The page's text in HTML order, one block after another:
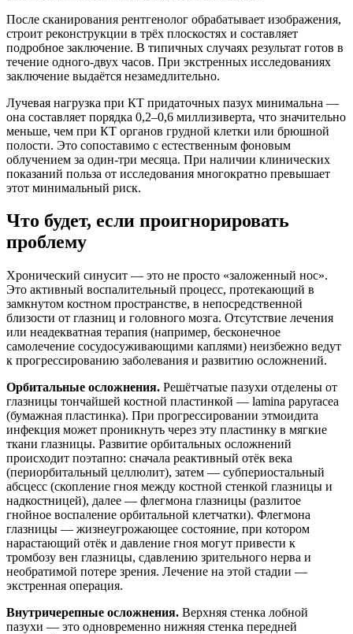
После сканирования рентгенолог обрабатывает изображения,
строит реконструкции в трёх плоскостях и составляет
подробное заключение. В типичных случаях результат готов в
течение одного-двух часов. При экстренных исследованиях
заключение выдаётся незамедлительно.
Лучевая нагрузка при КТ придаточных пазух минимальна —
она составляет порядка 0,2–0,6 миллизиверта, что значительно
меньше, чем при КТ органов грудной клетки или брюшной
полости. Это сопоставимо с естественным фоновым
облучением за один-три месяца. При наличии клинических
показаний польза от исследования многократно превышает
этот минимальный риск.
Что будет, если проигнорировать
проблему
Хронический синусит — это не просто «заложенный нос».
Это активный воспалительный процесс, протекающий в
замкнутом костном пространстве, в непосредственной
близости от глазниц и головного мозга. Отсутствие лечения
или неадекватная терапия (например, бесконечное
самолечение сосудосуживающими каплями) неизбежно ведут
к прогрессированию заболевания и развитию осложнений.
Орбитальные осложнения. Решётчатые пазухи отделены от
глазницы тончайшей костной пластинкой — lamina papyracea
(бумажная пластинка). При прогрессировании этмоидита
инфекция может проникнуть через эту пластинку в мягкие
ткани глазницы. Развитие орбитальных осложнений
происходит поэтапно: сначала реактивный отёк века
(периорбитальный целлюлит), затем — субпериостальный
абсцесс (скопление гноя между костной стенкой глазницы и
надкостницей), далее — флегмона глазницы (разлитое
гнойное воспаление орбитальной клетчатки). Флегмона
глазницы — жизнеугрожающее состояние, при котором
нарастающий отёк и давление гноя могут привести к
тромбозу вен глазницы, сдавлению зрительного нерва и
необратимой потере зрения. Лечение на этой стадии —
экстренная операция.
Внутричерепные осложнения. Верхняя стенка лобной
пазухи — это одновременно нижняя стенка передней